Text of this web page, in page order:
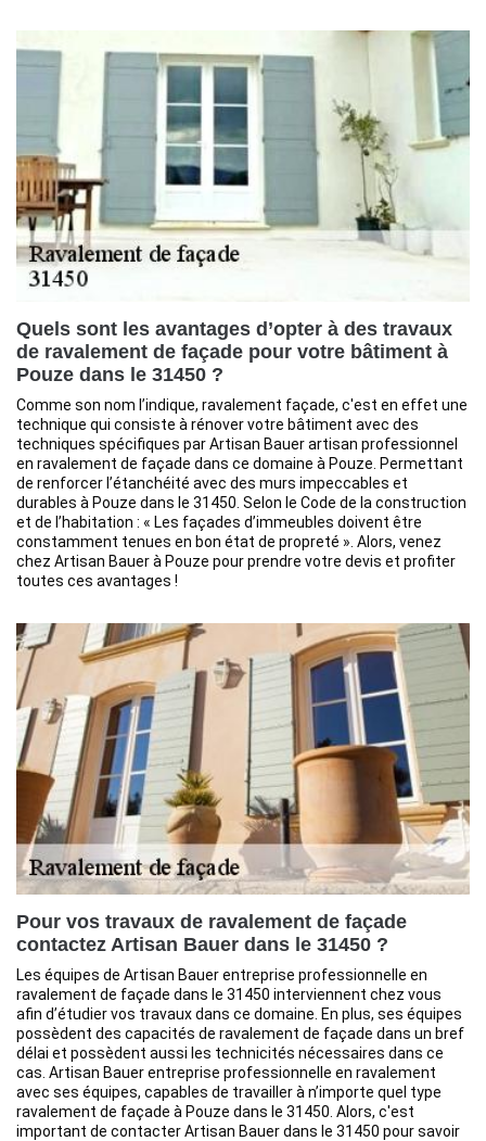
Quels sont les avantages d’opter à des travaux
de ravalement de façade pour votre bâtiment à
Pouze dans le 31450 ?
Comme son nom l’indique, ravalement façade, c'est en effet une
technique qui consiste à rénover votre bâtiment avec des
techniques spécifiques par Artisan Bauer artisan professionnel
en ravalement de façade dans ce domaine à Pouze. Permettant
de renforcer l’étanchéité avec des murs impeccables et
durables à Pouze dans le 31450. Selon le Code de la construction
et de l’habitation : « Les façades d’immeubles doivent être
constamment tenues en bon état de propreté ». Alors, venez
chez Artisan Bauer à Pouze pour prendre votre devis et profiter
toutes ces avantages !
Pour vos travaux de ravalement de façade
contactez Artisan Bauer dans le 31450 ?
Les équipes de Artisan Bauer entreprise professionnelle en
ravalement de façade dans le 31450 interviennent chez vous
afin d’étudier vos travaux dans ce domaine. En plus, ses équipes
possèdent des capacités de ravalement de façade dans un bref
délai et possèdent aussi les technicités nécessaires dans ce
cas. Artisan Bauer entreprise professionnelle en ravalement
avec ses équipes, capables de travailler à n’importe quel type
ravalement de façade à Pouze dans le 31450. Alors, c'est
important de contacter Artisan Bauer dans le 31450 pour savoir